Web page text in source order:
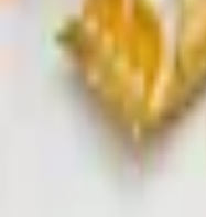
Mahmoud
Gum - Tutti
:SUE-031
Der Klassiker aus dem
Tutti-Frutti-Geschmack.